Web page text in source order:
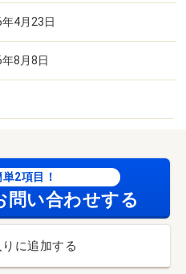
4月23日
8月8日
2項目！
問い合わせする
に追加する